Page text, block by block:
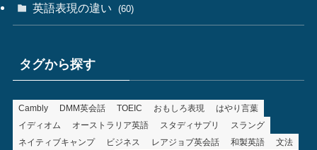
英語表現の違い (60)
タグから探す
Cambly DMM英会話 TOEIC おもしろ表現
はやり言葉
イディオム
オーストラリア英語 スタディサプリ
スラング
ネイティブキャンプ
ビジネス レアジョブ英会話 和製英語
文法